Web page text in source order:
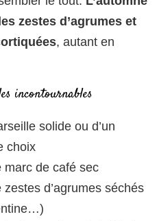
zestes d’agrumes et
, autant en
incontournables
solide ou d’un
choix
marc de café sec
d’agrumes séchés